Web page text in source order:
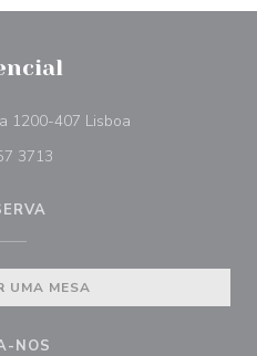
1200-407 Lisboa
3713
UMA MESA
NOS